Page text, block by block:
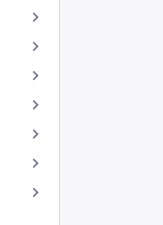
keyboard_arrow_right
keyboard_arrow_right
keyboard_arrow_right
keyboard_arrow_right
keyboard_arrow_right
keyboard_arrow_right
keyboard_arrow_right